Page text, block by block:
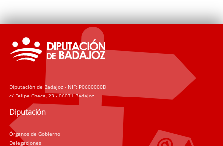
Diputación de Badajoz - NIF: P0600000D
c/ Felipe Checa, 23 - 06071 Badajoz
Diputación
Órganos de Gobierno
Delegaciones